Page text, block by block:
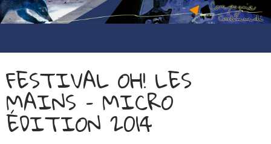
CONTENU
FESTIVAL OH! LES
MAINS – MICRO
ÉDITION 2014